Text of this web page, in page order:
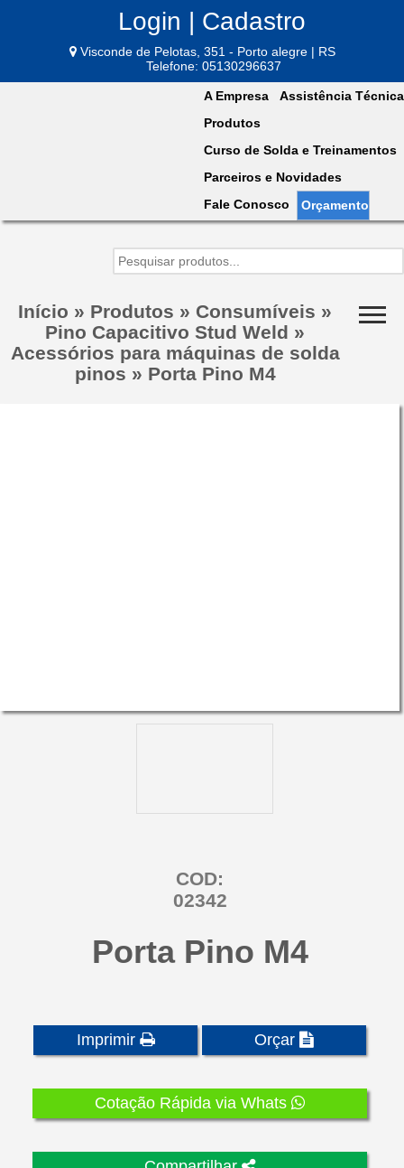
Login | Cadastro
Visconde de Pelotas, 351 - Porto alegre | RS
Telefone: 05130296637
A Empresa
Assistência Técnica
Produtos
Curso de Solda e Treinamentos
Parceiros e Novidades
Fale Conosco
Orçamento
Início » Produtos » Consumíveis »
Pino Capacitivo Stud Weld »
Acessórios para máquinas de solda
pinos » Porta Pino M4
COD:
02342
Porta Pino M4
Imprimir Orçar
Cotação Rápida via Whats